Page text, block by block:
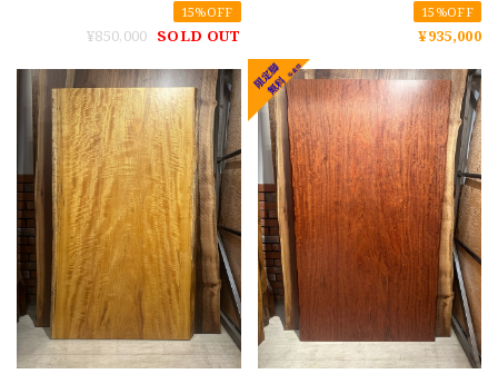
15%OFF
¥850,000 SOLD OUT
15%OFF
¥935,000